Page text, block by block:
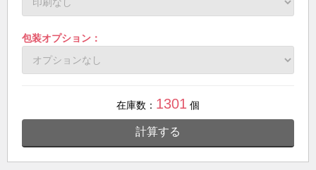
包装オプション：
在庫数： 1301 個
計算する